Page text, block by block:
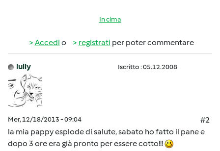
In cima
Accedi o registrati per poter commentare
lully Iscritto : 05.12.2008
Mer, 12/18/2013 - 09:04
#2
la mia pappy esplode di salute, sabato ho fatto il pane e
dopo 3 ore era già pronto per essere cotto!!!